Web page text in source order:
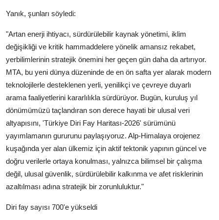
Yanık, şunları söyledi:
"Artan enerji ihtiyacı, sürdürülebilir kaynak yönetimi, iklim
değişikliği ve kritik hammaddelere yönelik amansız rekabet,
yerbilimlerinin stratejik önemini her geçen gün daha da artırıyor.
MTA, bu yeni dünya düzeninde de en ön safta yer alarak modern
teknolojilerle desteklenen yerli, yenilikçi ve çevreye duyarlı
arama faaliyetlerini kararlılıkla sürdürüyor. Bugün, kuruluş yıl
dönümümüzü taçlandıran son derece hayati bir ulusal veri
altyapısını, 'Türkiye Diri Fay Haritası-2026' sürümünü
yayımlamanın gururunu paylaşıyoruz. Alp-Himalaya orojenez
kuşağında yer alan ülkemiz için aktif tektonik yapının güncel ve
doğru verilerle ortaya konulması, yalnızca bilimsel bir çalışma
değil, ulusal güvenlik, sürdürülebilir kalkınma ve afet risklerinin
azaltılması adına stratejik bir zorunluluktur."
Diri fay sayısı 700'e yükseldi